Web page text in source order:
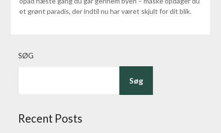
et grønt paradis, der indtil nu har været skjult for dit blik.
SØG
Søg
Recent Posts